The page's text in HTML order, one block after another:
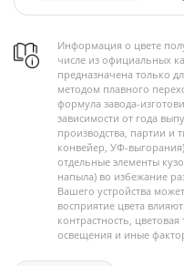
Информация о цвете
числе из официальных
предназначена только
методом плавного
формула завода-
зависимости от года
производства, партии и
конвейер, УФ-
отдельные элементы
напыла) во избежание
Вашего устройства
восприятие цвета
контрастность,
освещения и иные